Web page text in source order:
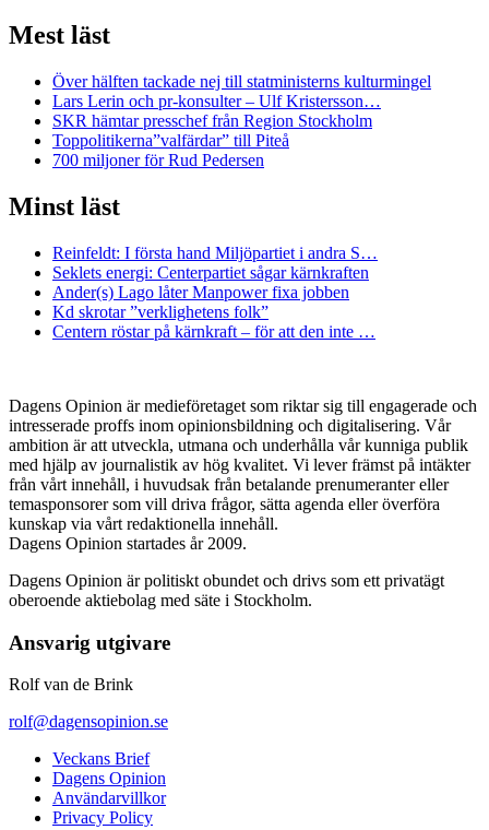
Mest läst
Över hälften tackade nej till statministerns kulturmingel
Lars Lerin och pr-konsulter – Ulf Kristersson…
SKR hämtar presschef från Region Stockholm
Toppolitikerna”valfärdar” till Piteå
700 miljoner för Rud Pedersen
Minst läst
Reinfeldt: I första hand Miljöpartiet i andra S…
Seklets energi: Centerpartiet sågar kärnkraften
Ander(s) Lago låter Manpower fixa jobben
Kd skrotar ”verklighetens folk”
Centern röstar på kärnkraft – för att den inte …
Dagens Opinion är medieföretaget som riktar sig till engagerade och
intresserade proffs inom opinionsbildning och digitalisering. Vår
ambition är att utveckla, utmana och underhålla vår kunniga publik
med hjälp av journalistik av hög kvalitet. Vi lever främst på intäkter
från vårt innehåll, i huvudsak från betalande prenumeranter eller
temasponsorer som vill driva frågor, sätta agenda eller överföra
kunskap via vårt redaktionella innehåll.
Dagens Opinion startades år 2009.
Dagens Opinion är politiskt obundet och drivs som ett privatägt
oberoende aktiebolag med säte i Stockholm.
Ansvarig utgivare
Rolf van de Brink
rolf@dagensopinion.se
Veckans Brief
Dagens Opinion
Användarvillkor
Privacy Policy